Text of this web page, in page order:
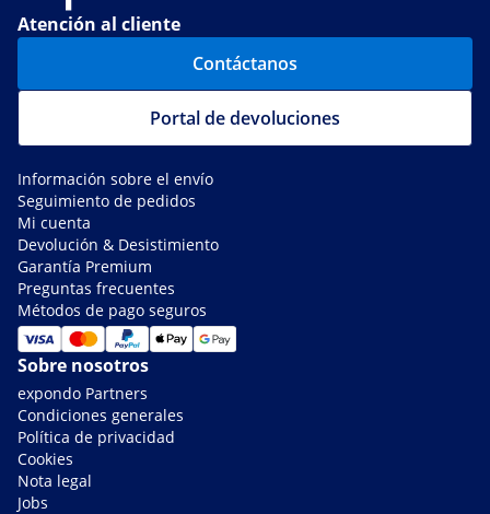
Atención al cliente
Contáctanos
Portal de devoluciones
Información sobre el envío
Seguimiento de pedidos
Mi cuenta
Devolución & Desistimiento
Garantía Premium
Preguntas frecuentes
Métodos de pago seguros
Sobre nosotros
expondo Partners
Condiciones generales
Política de privacidad
Cookies
Nota legal
Jobs